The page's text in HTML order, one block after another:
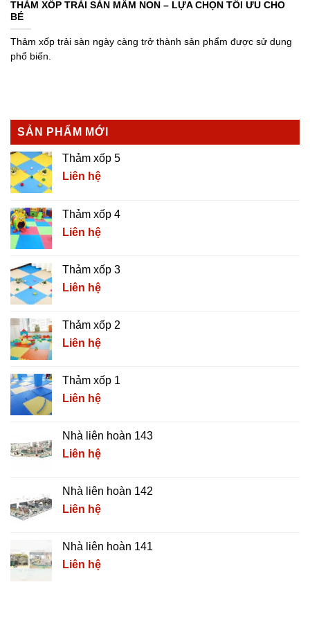
SẢN PHẨM MỚI
Thảm xốp 5
Liên hệ
Thảm xốp 4
Liên hệ
Thảm xốp 3
Liên hệ
Thảm xốp 2
Liên hệ
Thảm xốp 1
Liên hệ
Nhà liên hoàn 143
Liên hệ
Nhà liên hoàn 142
Liên hệ
Nhà liên hoàn 141
Liên hệ
THẢM XỐP TRẢI SÀN MẦM NON – LỰA CHỌN TỐI ƯU CHO
BÉ
Thảm xốp trải sàn ngày càng trở thành sản phẩm được sử dụng
phổ biến.